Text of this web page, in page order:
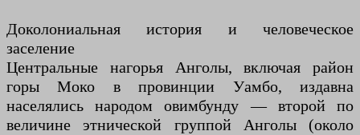
Доколониальная история и человеческое
заселение
Центральные нагорья Анголы, включая район
горы Моко в провинции Уамбо, издавна
населялись народом овимбунду — второй по
величине этнической группой Анголы (около